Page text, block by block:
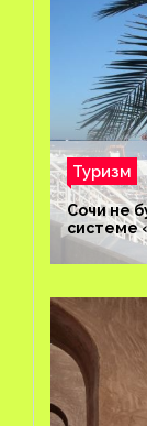
Туризм
Сочи не
системе